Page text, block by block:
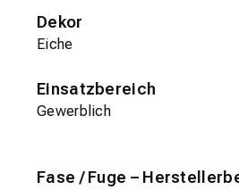
Dekor
Eiche
Einsatzbereich
Gewerblich
Fase / Fuge –